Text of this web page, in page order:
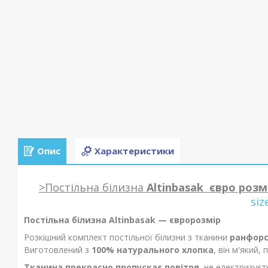
Опис Характеристики
>Постільна білизна Altinbasak євро
Постільна білизна Altinbasak — євророзмір
Розкішний комплект постільної білизни з тканини ранфорс
Виготовлений з 100% натурального хлопка, він м'який,